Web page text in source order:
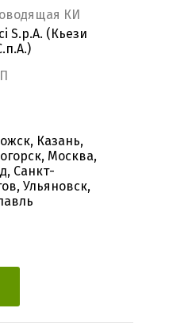
КИ
S.p.A. (Кьези
Казань,
Москва,
Санкт-
Ульяновск,